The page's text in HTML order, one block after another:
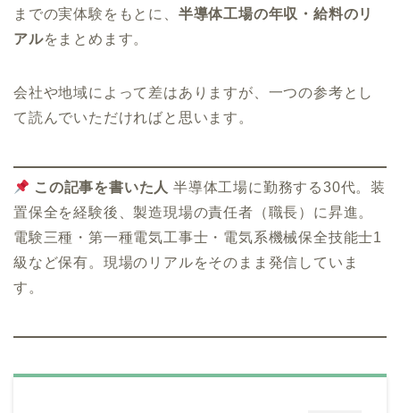
までの実体験をもとに、 半導体工場の年収・給料のリ
アルをまとめます。
会社や地域によって差はありますが、一つの参考とし
て読んでいただければと思います。
この記事を書いた人 半導体工場に勤務する30代。装
置保全を経験後、製造現場の責任者（職長）に昇進。
電験三種・第一種電気工事士・電気系機械保全技能士1
級など保有。現場のリアルをそのまま発信していま
す。